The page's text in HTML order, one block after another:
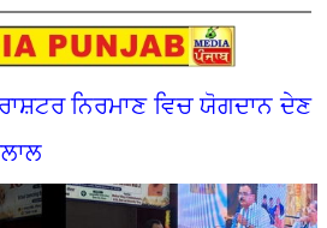
ਨਿਰਮਾਣ ਵਿਚ ਯੋਗਦਾਨ ਦੇਣ